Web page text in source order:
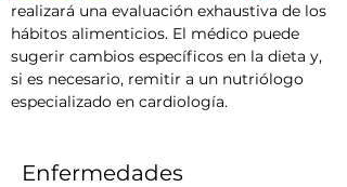
realizará una evaluación exhaustiva de los
hábitos alimenticios. El médico puede
sugerir cambios específicos en la dieta y,
si es necesario, remitir a un nutriólogo
especializado en cardiología.
Enfermedades